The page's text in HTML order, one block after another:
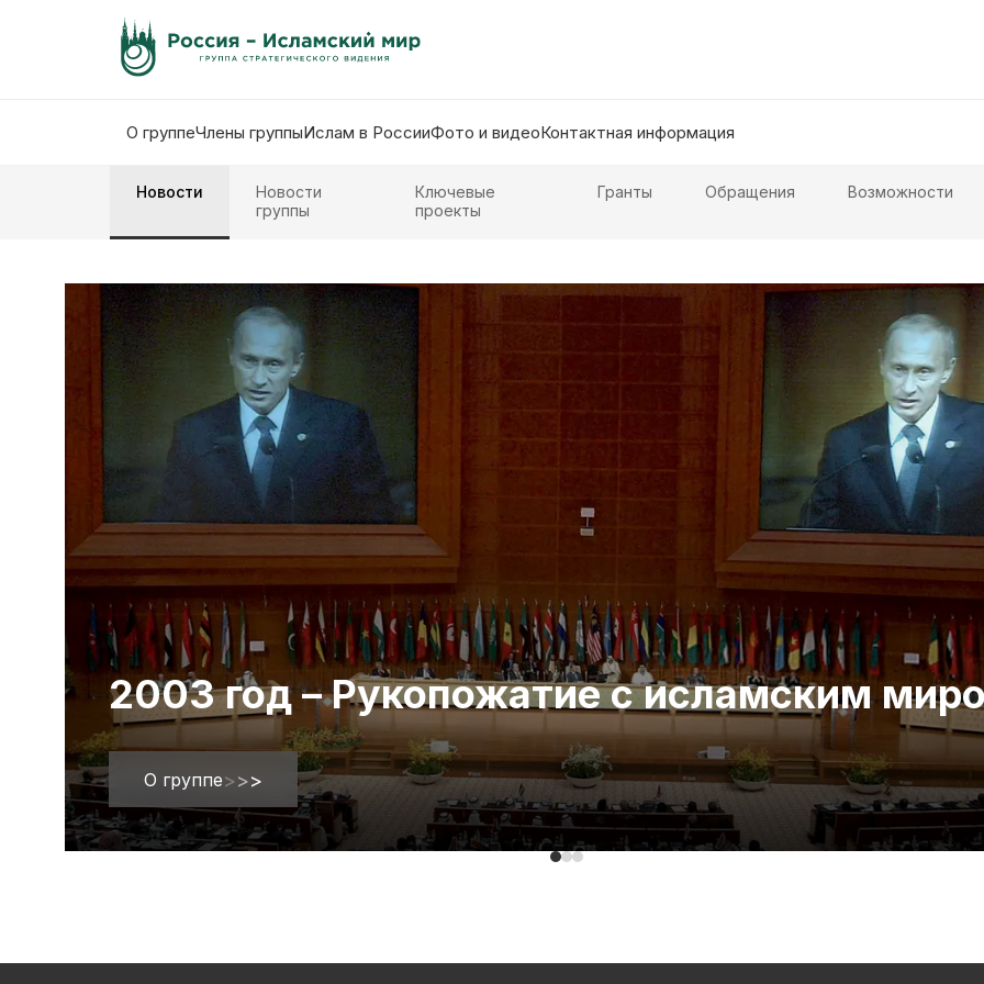
О группеЧлены группыИслам в РоссииФото и видеоКонтактная информация
Новости
Новости
группы
Ключевые
проекты
Гранты Обращения Возможности
2003 год – Рукопожатие с исламским
О группе>>>